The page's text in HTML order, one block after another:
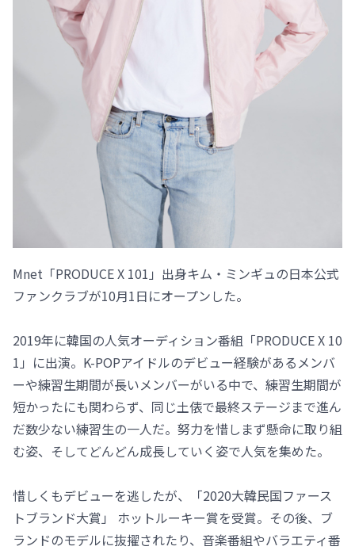
Mnet「PRODUCE X 101」出身キム・ミンギュの日本公式
ファンクラブが10月1日にオープンした。
2019年に韓国の人気オーディション番組「PRODUCE X 10
1」に出演。K-POPアイドルのデビュー経験があるメンバ
ーや練習生期間が長いメンバーがいる中で、練習生期間が
短かったにも関わらず、同じ土俵で最終ステージまで進ん
だ数少ない練習生の一人だ。努力を惜しまず懸命に取り組
む姿、そしてどんどん成長していく姿で人気を集めた。
惜しくもデビューを逃したが、「2020大韓民国ファース
トブランド大賞」 ホットルーキー賞を受賞。その後、ブ
ランドのモデルに抜擢されたり、音楽番組やバラエティ番